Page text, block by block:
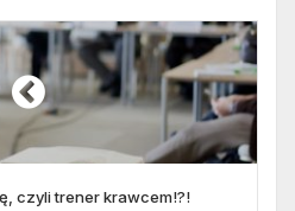
czyli trener krawcem!?!